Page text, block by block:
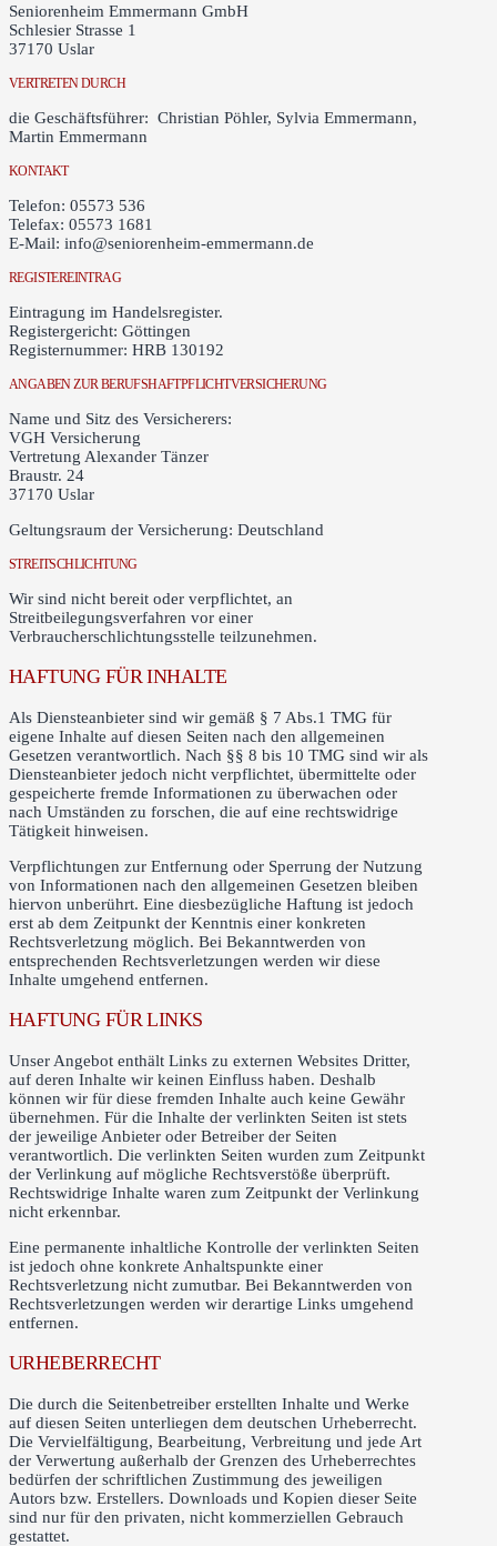
Seniorenheim Emmermann GmbH
Schlesier Strasse 1
37170 Uslar
VERTRETEN DURCH
die Geschäftsführer: Christian Pöhler, Sylvia Emmermann,
Martin Emmermann
KONTAKT
Telefon: 05573 536
Telefax: 05573 1681
E-Mail: info@seniorenheim-emmermann.de
REGISTEREINTRAG
Eintragung im Handelsregister.
Registergericht: Göttingen
Registernummer: HRB 130192
ANGABEN ZUR BERUFSHAFTPFLICHTVERSICHERUNG
Name und Sitz des Versicherers:
VGH Versicherung
Vertretung Alexander Tänzer
Braustr. 24
37170 Uslar
Geltungsraum der Versicherung: Deutschland
STREITSCHLICHTUNG
Wir sind nicht bereit oder verpflichtet, an
Streitbeilegungsverfahren vor einer
Verbraucherschlichtungsstelle teilzunehmen.
HAFTUNG FÜR INHALTE
Als Diensteanbieter sind wir gemäß § 7 Abs.1 TMG für
eigene Inhalte auf diesen Seiten nach den allgemeinen
Gesetzen verantwortlich. Nach §§ 8 bis 10 TMG sind wir als
Diensteanbieter jedoch nicht verpflichtet, übermittelte oder
gespeicherte fremde Informationen zu überwachen oder
nach Umständen zu forschen, die auf eine rechtswidrige
Tätigkeit hinweisen.
Verpflichtungen zur Entfernung oder Sperrung der Nutzung
von Informationen nach den allgemeinen Gesetzen bleiben
hiervon unberührt. Eine diesbezügliche Haftung ist jedoch
erst ab dem Zeitpunkt der Kenntnis einer konkreten
Rechtsverletzung möglich. Bei Bekanntwerden von
entsprechenden Rechtsverletzungen werden wir diese
Inhalte umgehend entfernen.
HAFTUNG FÜR LINKS
Unser Angebot enthält Links zu externen Websites Dritter,
auf deren Inhalte wir keinen Einfluss haben. Deshalb
können wir für diese fremden Inhalte auch keine Gewähr
übernehmen. Für die Inhalte der verlinkten Seiten ist stets
der jeweilige Anbieter oder Betreiber der Seiten
verantwortlich. Die verlinkten Seiten wurden zum Zeitpunkt
der Verlinkung auf mögliche Rechtsverstöße überprüft.
Rechtswidrige Inhalte waren zum Zeitpunkt der Verlinkung
nicht erkennbar.
Eine permanente inhaltliche Kontrolle der verlinkten Seiten
ist jedoch ohne konkrete Anhaltspunkte einer
Rechtsverletzung nicht zumutbar. Bei Bekanntwerden von
Rechtsverletzungen werden wir derartige Links umgehend
entfernen.
URHEBERRECHT
Die durch die Seitenbetreiber erstellten Inhalte und Werke
auf diesen Seiten unterliegen dem deutschen Urheberrecht.
Die Vervielfältigung, Bearbeitung, Verbreitung und jede Art
der Verwertung außerhalb der Grenzen des Urheberrechtes
bedürfen der schriftlichen Zustimmung des jeweiligen
Autors bzw. Erstellers. Downloads und Kopien dieser Seite
sind nur für den privaten, nicht kommerziellen Gebrauch
gestattet.